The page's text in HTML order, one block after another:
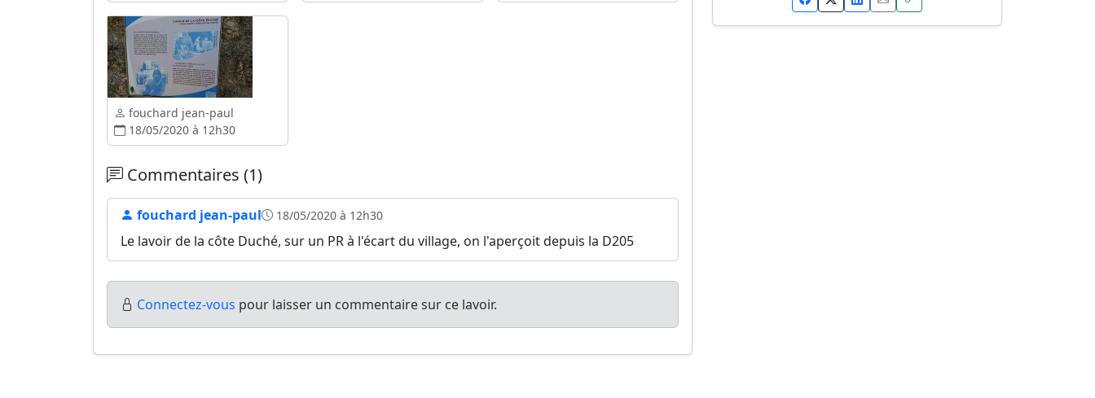
fouchard jean-paul
18/05/2020 à 12h30
Commentaires (1)
fouchard jean-paul 18/05/2020 à 12h30
Le lavoir de la côte Duché, sur un PR à l'écart du village, on l'aperçoit depuis la D205
Connectez-vous pour laisser un commentaire sur ce lavoir.